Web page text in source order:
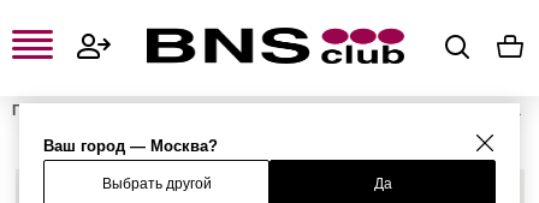
Ваш город — Москва?
Выбрать другой Да
Главная
Женская одежда